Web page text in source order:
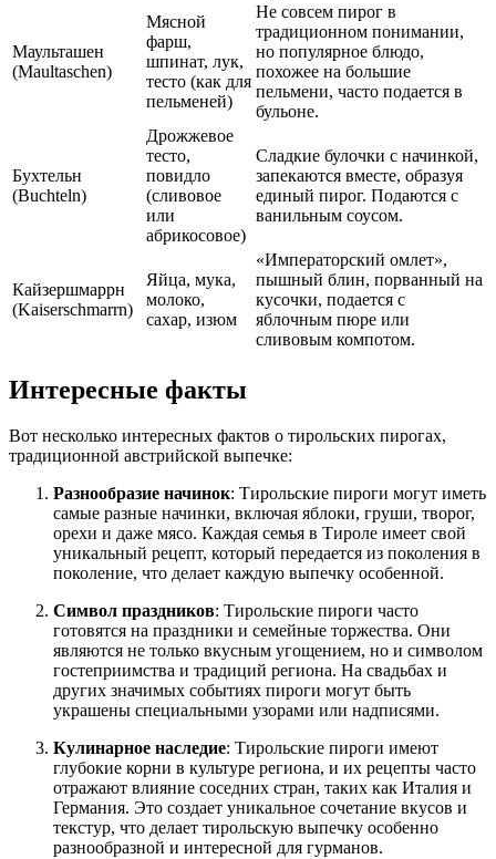
Маульташен
(Maultaschen)
Мясной
фарш,
шпинат, лук,
тесто (как для
пельменей)
Не совсем пирог в
традиционном понимании,
но популярное блюдо,
похожее на большие
пельмени, часто подается в
бульоне.
Бухтельн
(Buchteln)
Дрожжевое
тесто,
повидло
(сливовое
или
абрикосовое)
Сладкие булочки с начинкой,
запекаются вместе, образуя
единый пирог. Подаются с
ванильным соусом.
Кайзершмаррн
(Kaiserschmarrn)
Яйца, мука,
молоко,
сахар, изюм
«Императорский омлет»,
пышный блин, порванный на
кусочки, подается с
яблочным пюре или
сливовым компотом.
Интересные факты
Вот несколько интересных фактов о тирольских пирогах,
традиционной австрийской выпечке:
Разнообразие начинок: Тирольские пироги могут иметь
самые разные начинки, включая яблоки, груши, творог,
орехи и даже мясо. Каждая семья в Тироле имеет свой
уникальный рецепт, который передается из поколения в
поколение, что делает каждую выпечку особенной.
Символ праздников: Тирольские пироги часто
готовятся на праздники и семейные торжества. Они
являются не только вкусным угощением, но и символом
гостеприимства и традиций региона. На свадьбах и
других значимых событиях пироги могут быть
украшены специальными узорами или надписями.
Кулинарное наследие: Тирольские пироги имеют
глубокие корни в культуре региона, и их рецепты часто
отражают влияние соседних стран, таких как Италия и
Германия. Это создает уникальное сочетание вкусов и
текстур, что делает тирольскую выпечку особенно
разнообразной и интересной для гурманов.